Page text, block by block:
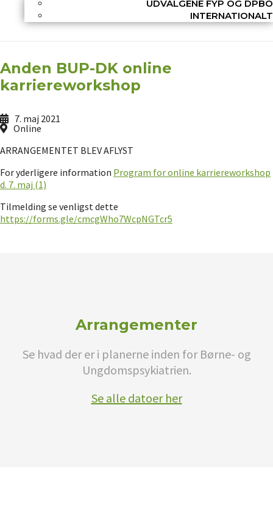
UDVALGENE FYP OG DPBO
INTERNATIONALT
Anden BUP-DK online
karriereworkshop
7. maj 2021
Online
ARRANGEMENTET BLEV AFLYST
For yderligere information Program for online karriereworkshop
d. 7. maj (1)
Tilmelding se venligst dette
https://forms.gle/cmcgWho7WcpNGTcr5
Arrangementer
Se hvad der er i planerne inden for Børne- og
Ungdomspsykiatrien.
Se alle datoer her